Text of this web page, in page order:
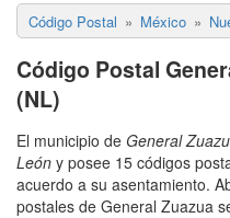
Código Postal México
Código Postal
(NL)
El municipio de General
León y posee 15 códigos
acuerdo a su asentamiento.
postales de General Zuazua